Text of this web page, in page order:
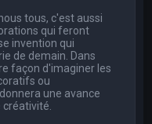
tous, c'est aussi
qui feront
invention qui
de demain. Dans
façon d'imaginer les
ou
une avance